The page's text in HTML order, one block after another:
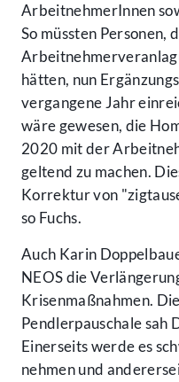
ArbeitnehmerInnen
So müssten Personen,
hätten, nun
vergangene Jahr
wäre gewesen, die
2020 mit der
geltend zu machen.
Korrektur von
so Fuchs.
Auch Karin
NEOS die
Krisenmaßnahmen.
Pendlerpauschale sah
Einerseits werde es
nehmen und